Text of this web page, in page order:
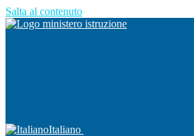
Salta al contenuto
Italiano